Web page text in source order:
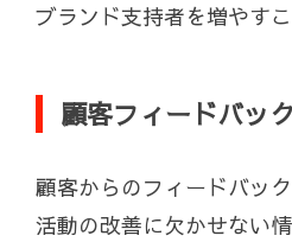
ブランド支持者を増やすこ
顧客フィードバッ
顧客からのフィードバッ
活動の改善に欠かせない情